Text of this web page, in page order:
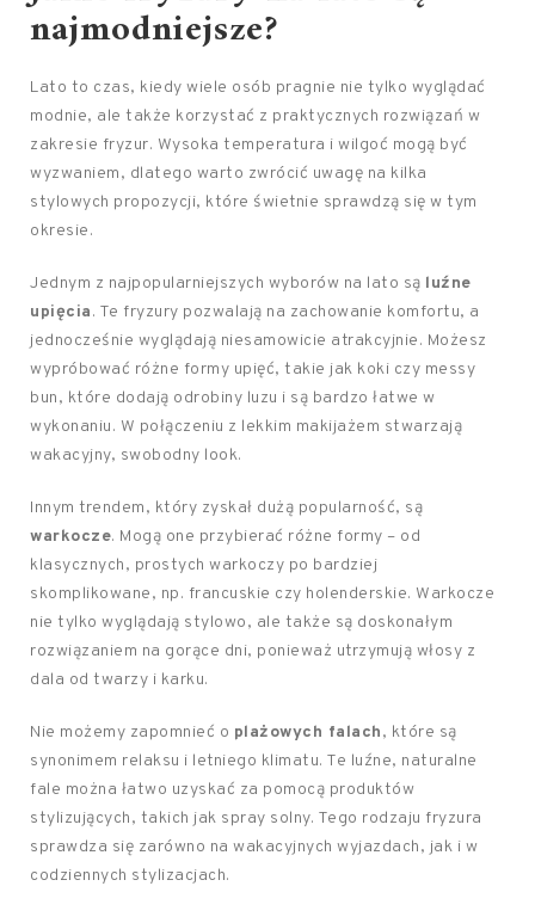
najmodniejsze?
Lato to czas, kiedy wiele osób pragnie nie tylko wyglądać
modnie, ale także korzystać z praktycznych rozwiązań w
zakresie fryzur. Wysoka temperatura i wilgoć mogą być
wyzwaniem, dlatego warto zwrócić uwagę na kilka
stylowych propozycji, które świetnie sprawdzą się w tym
okresie.
Jednym z najpopularniejszych wyborów na lato są luźne
upięcia. Te fryzury pozwalają na zachowanie komfortu, a
jednocześnie wyglądają niesamowicie atrakcyjnie. Możesz
wypróbować różne formy upięć, takie jak koki czy messy
bun, które dodają odrobiny luzu i są bardzo łatwe w
wykonaniu. W połączeniu z lekkim makijażem stwarzają
wakacyjny, swobodny look.
Innym trendem, który zyskał dużą popularność, są
warkocze. Mogą one przybierać różne formy – od
klasycznych, prostych warkoczy po bardziej
skomplikowane, np. francuskie czy holenderskie. Warkocze
nie tylko wyglądają stylowo, ale także są doskonałym
rozwiązaniem na gorące dni, ponieważ utrzymują włosy z
dala od twarzy i karku.
Nie możemy zapomnieć o plażowych falach, które są
synonimem relaksu i letniego klimatu. Te luźne, naturalne
fale można łatwo uzyskać za pomocą produktów
stylizujących, takich jak spray solny. Tego rodzaju fryzura
sprawdza się zarówno na wakacyjnych wyjazdach, jak i w
codziennych stylizacjach.